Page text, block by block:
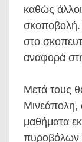
καθώς
σκοποβολή.
στο
αναφορά
Μετά τους
Μινεάπολη,
μαθήματα
πυροβόλων